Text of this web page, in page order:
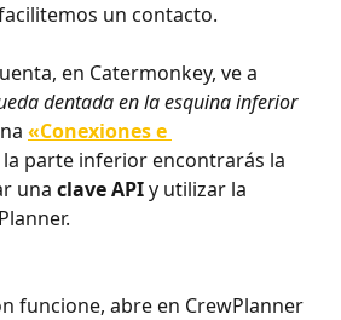
un contacto.
en Catermonkey, ve a
dentada en la esquina inferior
«Conexiones e
la parte inferior encontrarás la
una clave API y utilizar la
funcione, abre en CrewPlanner